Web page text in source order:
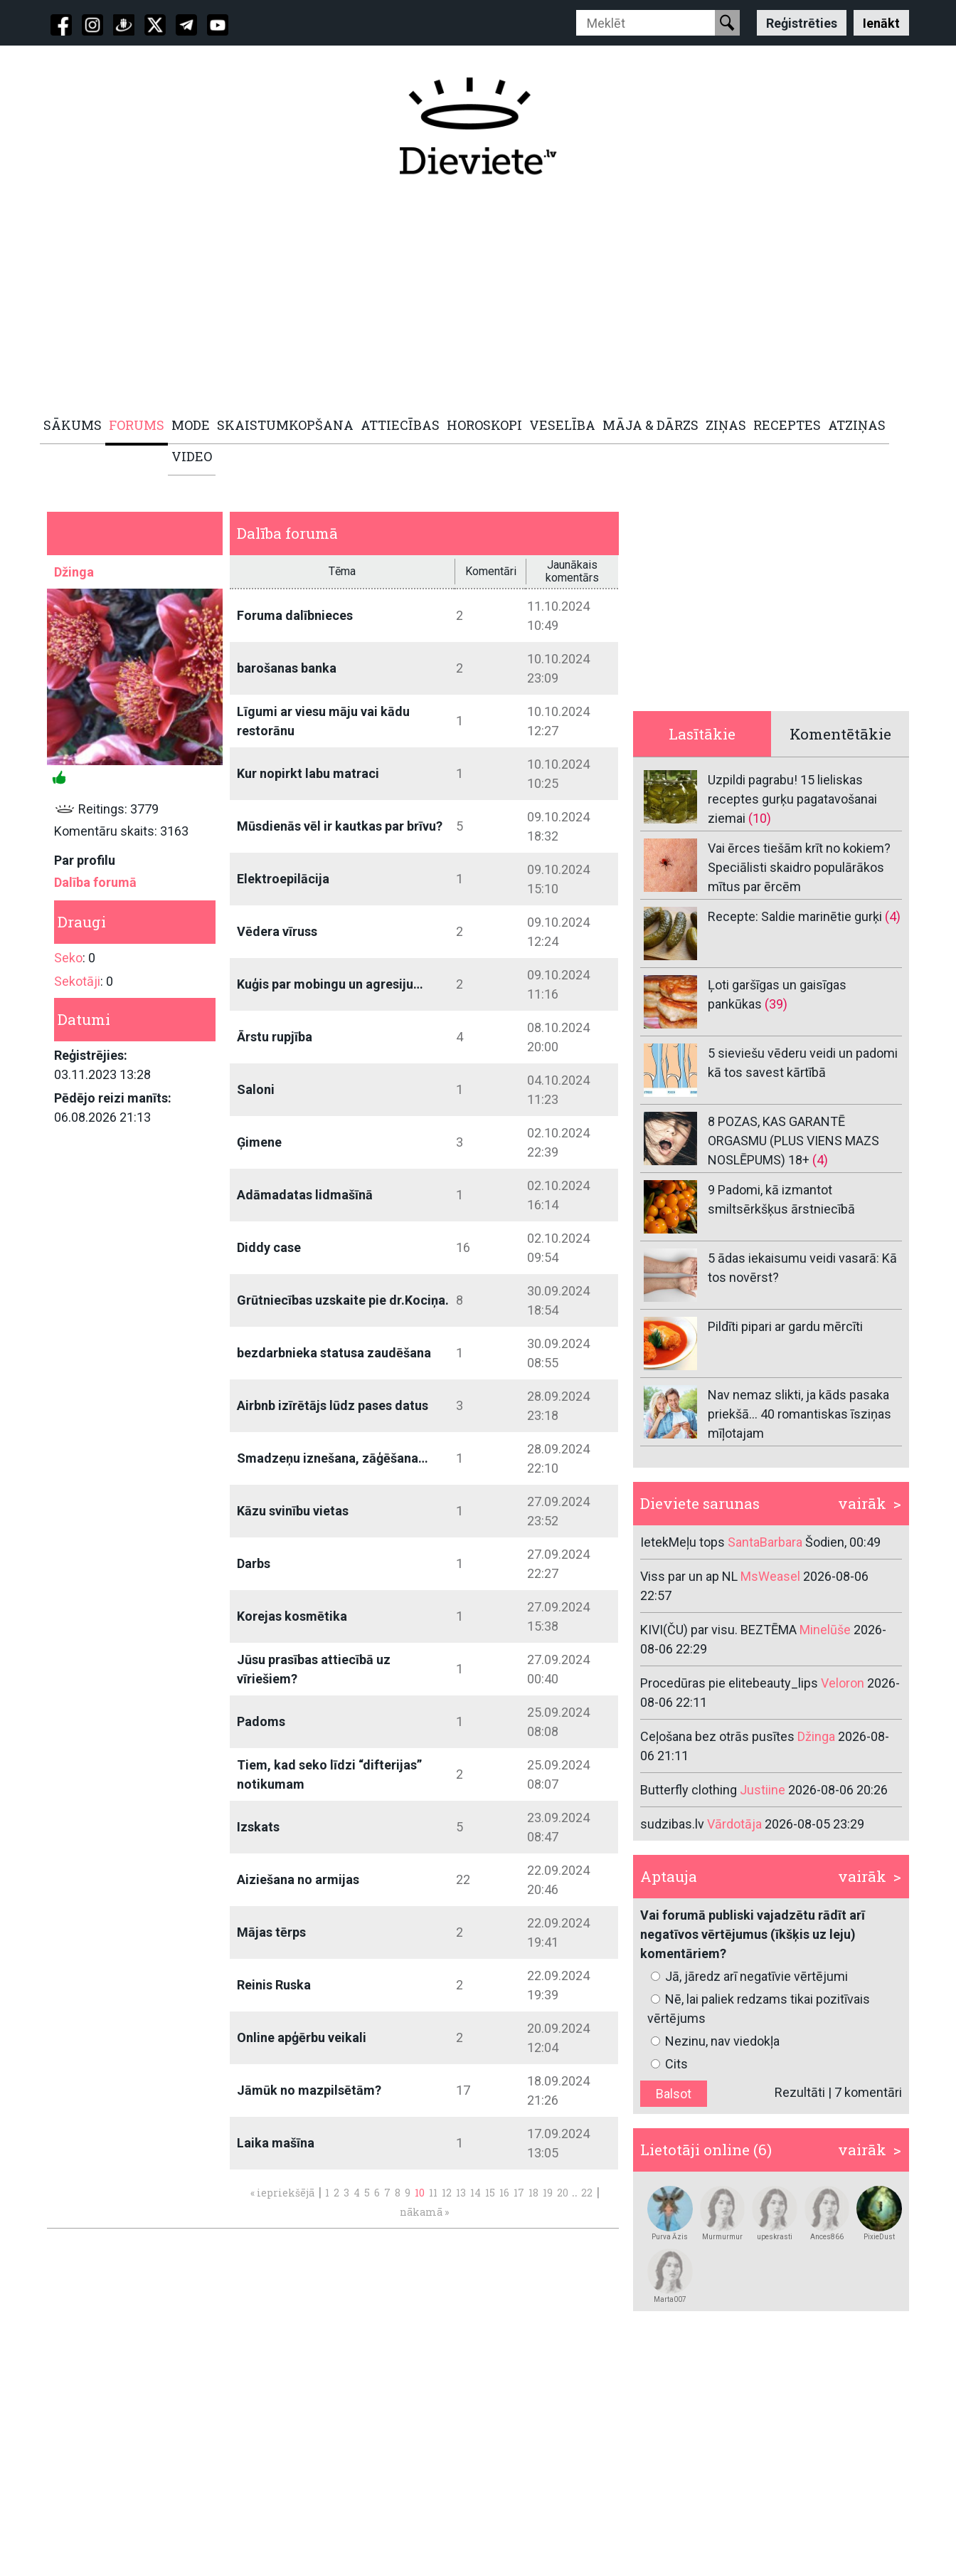
Reģistrēties Ienākt
SĀKUMS FORUMS MODE SKAISTUMKOPŠANA ATTIECĪBAS HOROSKOPI VESELĪBA MĀJA & DĀRZS ZIŅAS RECEPTES ATZIŅAS
VIDEO
Džinga
Reitings: 3779
Komentāru skaits: 3163
Par profilu
Dalība forumā
Draugi
Seko: 0
Sekotāji: 0
Datumi
Reģistrējies:
03.11.2023 13:28
Pēdējo reizi manīts:
06.08.2026 21:13
Dalība forumā
Tēma Komentāri
Jaunākais
komentārs
Foruma dalībnieces 2
11.10.2024
10:49
barošanas banka 2
10.10.2024
23:09
Līgumi ar viesu māju vai kādu
restorānu
1
10.10.2024
12:27
Kur nopirkt labu matraci 1
10.10.2024
10:25
Mūsdienās vēl ir kautkas par brīvu? 5
09.10.2024
18:32
Elektroepilācija 1
09.10.2024
15:10
Vēdera vīruss 2
09.10.2024
12:24
Kuģis par mobingu un agresiju… 2
09.10.2024
11:16
Ārstu rupjība 4
08.10.2024
20:00
Saloni 1
04.10.2024
11:23
Ģimene 3
02.10.2024
22:39
Adāmadatas lidmašīnā 1
02.10.2024
16:14
Diddy case 16
02.10.2024
09:54
Grūtniecības uzskaite pie dr.Kociņa. 8
30.09.2024
18:54
bezdarbnieka statusa zaudēšana 1
30.09.2024
08:55
Airbnb izīrētājs lūdz pases datus 3
28.09.2024
23:18
Smadzeņu iznešana, zāģēšana… 1
28.09.2024
22:10
Kāzu svinību vietas 1
27.09.2024
23:52
Darbs 1
27.09.2024
22:27
Korejas kosmētika 1
27.09.2024
15:38
Jūsu prasības attiecībā uz
vīriešiem?
1
27.09.2024
00:40
Padoms 1
25.09.2024
08:08
Tiem, kad seko līdzi “difterijas”
notikumam
2
25.09.2024
08:07
Izskats 5
23.09.2024
08:47
Aiziešana no armijas 22
22.09.2024
20:46
Mājas tērps 2
22.09.2024
19:41
Reinis Ruska 2
22.09.2024
19:39
Online apģērbu veikali 2
20.09.2024
12:04
Jāmūk no mazpilsētām? 17
18.09.2024
21:26
Laika mašīna 1
17.09.2024
13:05
« iepriekšējā | 1 2 3 4 5 6 7 8 9 10 11 12 13 14 15 16 17 18 19 20 .. 22 |
nākamā »
Lasītākie Komentētākie
Uzpildi pagrabu! 15 lieliskas
receptes gurķu pagatavošanai
ziemai (10)
Vai ērces tiešām krīt no kokiem?
Speciālisti skaidro populārākos
mītus par ērcēm
Recepte: Saldie marinētie gurķi (4)
Ļoti garšīgas un gaisīgas
pankūkas (39)
5 sieviešu vēderu veidi un padomi
kā tos savest kārtībā
8 POZAS, KAS GARANTĒ
ORGASMU (PLUS VIENS MAZS
NOSLĒPUMS) 18+ (4)
9 Padomi, kā izmantot
smiltsērkšķus ārstniecībā
5 ādas iekaisumu veidi vasarā: Kā
tos novērst?
Pildīti pipari ar gardu mērcīti
Nav nemaz slikti, ja kāds pasaka
priekšā… 40 romantiskas īsziņas
mīļotajam
vairāk >
Dieviete sarunas
IetekMeļu tops SantaBarbaraŠodien, 00:49
Viss par un ap NL MsWeasel 2026-08-06
22:57
KIVI(ČU) par visu. BEZTĒMA Minelūše 2026-
08-06 22:29
Procedūras pie elitebeauty_lips Veloron 2026-
08-06 22:11
Ceļošana bez otrās pusītes Džinga 2026-08-
06 21:11
Butterfly clothing Justiine 2026-08-06 20:26
sudzibas.lvVārdotāja 2026-08-05 23:29
vairāk >
Aptauja
Vai forumā publiski vajadzētu rādīt arī
negatīvos vērtējumus (īkšķis uz leju)
komentāriem?
Jā, jāredz arī negatīvie vērtējumi
Nē, lai paliek redzams tikai pozitīvais
vērtējums
Nezinu, nav viedokļa
Cits
Rezultāti | 7 komentāri
vairāk >
Lietotāji online (6)
Purva Āzis Murmurmur upeskrasti Ances866 PixieDust
Marta007